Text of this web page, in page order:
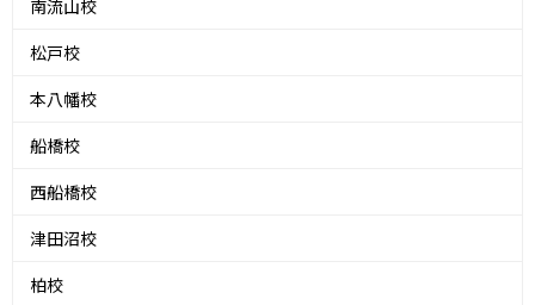
南流山校
松戸校
本八幡校
船橋校
西船橋校
津田沼校
柏校